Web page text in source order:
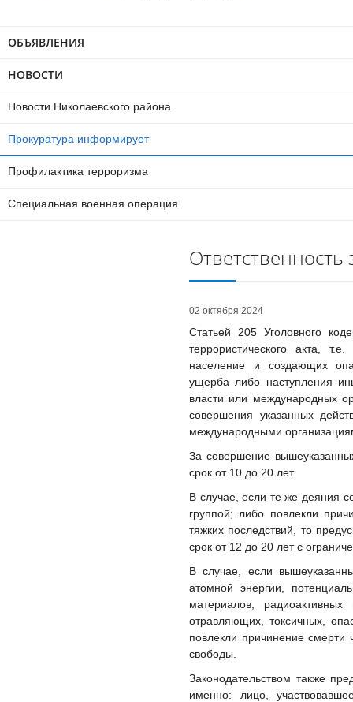
ОБЪЯВЛЕНИЯ
НОВОСТИ
Новости Николаевского района
Прокуратура информирует
Профилактика терроризма
Специальная военная операция
Ответственность
02 октября 2024
Статьей 205 Уголовного
террористического акта,
население и создающих
ущерба либо наступления
власти или международных
совершения указанных
международными
За совершение
срок от 10 до 20 лет.
В случае, если те же деяния
группой; либо повлекли
тяжких последствий, то
срок от 12 до 20 лет с
В случае, если
атомной энергии,
материалов,
отравляющих, токсичных,
повлекли причинение смерти
свободы.
Законодательством также
именно: лицо,